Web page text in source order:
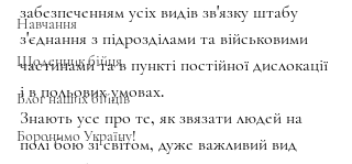
Навчання
Щоденник бійця
Блог наших бійців
Боронимо Україну!
забезпеченням усіх видів зв'язку штабу
з'єднання з підрозділами та військовими
частинами та в пункті постійної дислокації
і в польових умовах.
Знають усе про те, як звязати людей на
полі бою зі світом, дуже важливий вид